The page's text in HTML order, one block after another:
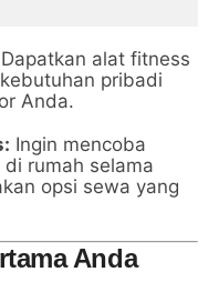
Dapatkan alat fitness
pribadi
Anda.
Ingin mencoba
di rumah selama
opsi sewa yang
Anda